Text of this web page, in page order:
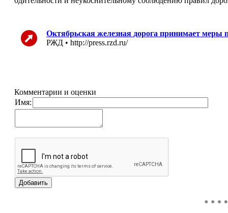
Октябрьская железная дорога принимает меры
РЖД • http://press.rzd.ru/
Комментарии и оценки
Имя: